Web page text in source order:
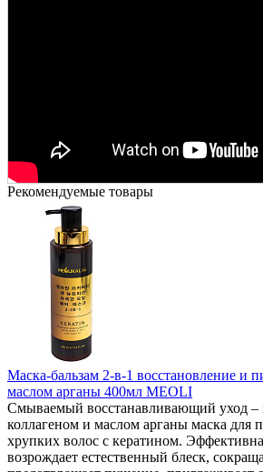
Рекомендуемые товары
Маска-бальзам 2-в-1 восстановление и
маслом арганы 400мл MEOLI
Смываемый восстанавливающий уход –
коллагеном и маслом арганы маска для
хрупких волос с кератином.
возрождает естественный блеск,